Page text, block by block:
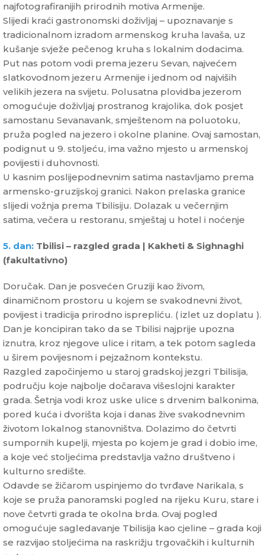
najfotografiranijih prirodnih motiva Armenije.
Slijedi kraći gastronomski doživljaj – upoznavanje s
tradicionalnom izradom armenskog kruha lavaša, uz
kušanje svježe pečenog kruha s lokalnim dodacima.
Put nas potom vodi prema jezeru Sevan, najvećem
slatkovodnom jezeru Armenije i jednom od najviših
velikih jezera na svijetu. Polusatna plovidba jezerom
omogućuje doživljaj prostranog krajolika, dok posjet
samostanu Sevanavank, smještenom na poluotoku,
pruža pogled na jezero i okolne planine. Ovaj samostan,
podignut u 9. stoljeću, ima važno mjesto u armenskoj
povijesti i duhovnosti.
U kasnim poslijepodnevnim satima nastavljamo prema
armensko-gruzijskoj granici. Nakon prelaska granice
slijedi vožnja prema Tbilisiju. Dolazak u večernjim
satima, večera u restoranu, smještaj u hotel i noćenje
5. dan: Tbilisi – razgled grada | Kakheti & Sighnaghi
(fakultativno)
Doručak. Dan je posvećen Gruziji kao živom,
dinamičnom prostoru u kojem se svakodnevni život,
povijest i tradicija prirodno isprepliću. ( izlet uz doplatu ).
Dan je koncipiran tako da se Tbilisi najprije upozna
iznutra, kroz njegove ulice i ritam, a tek potom sagleda
u širem povijesnom i pejzažnom kontekstu.
Razgled započinjemo u staroj gradskoj jezgri Tbilisija,
području koje najbolje dočarava višeslojni karakter
grada. Šetnja vodi kroz uske ulice s drvenim balkonima,
pored kuća i dvorišta koja i danas žive svakodnevnim
životom lokalnog stanovništva. Dolazimo do četvrti
sumpornih kupelji, mjesta po kojem je grad i dobio ime,
a koje već stoljećima predstavlja važno društveno i
kulturno središte.
Odavde se žičarom uspinjemo do tvrđave Narikala, s
koje se pruža panoramski pogled na rijeku Kuru, stare i
nove četvrti grada te okolna brda. Ovaj pogled
omogućuje sagledavanje Tbilisija kao cjeline – grada koji
se razvijao stoljećima na raskrižju trgovačkih i kulturnih